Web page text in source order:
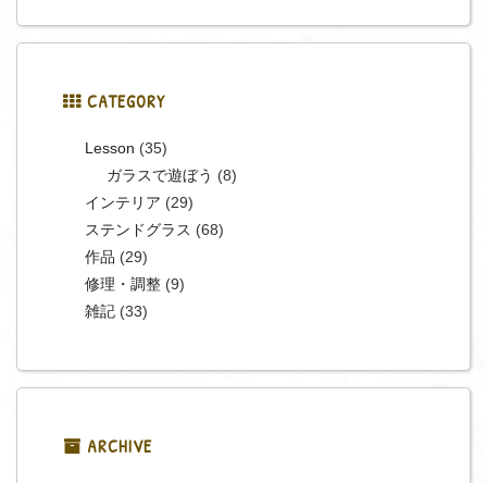
CATEGORY
Lesson (35)
ガラスで遊ぼう (8)
インテリア (29)
ステンドグラス (68)
作品 (29)
修理・調整(9)
雑記(33)
ARCHIVE